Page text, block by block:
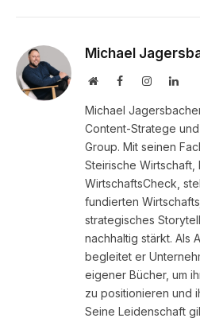
Michael
WebsiteFacebookInstagram
Michael
Content-Stratege
Group. Mit seinen
Steirische Wirtschaft,
WirtschaftsCheck,
fundierten
strategisches
nachhaltig stärkt. Als
begleitet er
eigener Bücher, um
zu positionieren und
Seine Leidenschaft